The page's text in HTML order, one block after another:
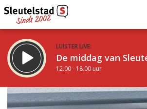
LUISTER LIVE:
De middag van
12.00 - 18.00 uur
STRAKS:
De vrijdagavond met Keanu